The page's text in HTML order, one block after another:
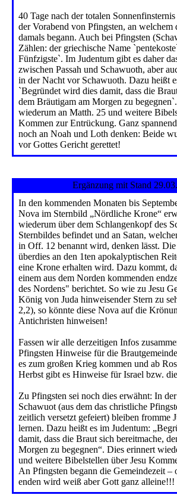
40 Tage nach der totalen
der Vorabend von Pfingsten, an welchem
damals begann. Auch bei Pfingsten
Zählen: der griechische Name
Fünfzigste`. Im Judentum gibt es daher
zwischen Passah und Schawuoth, aber
in der Nacht vor Schawuoth. Dazu heißt
`Begründet wird dies damit, dass die
dem Bräutigam am Morgen zu
wiederum an Matth. 25 und weitere
Kommen zur Entrückung. Ganz
noch an Noah und Loth denken: Beide
vor Gottes Gericht gerettet!
Ergänzung mit Stand
In den kommenden Monaten bis
Nova im Sternbild „Nördliche Krone“
wiederum über dem Schlangenkopf des
Sternbildes befindet und an Satan,
in Off. 12 benannt wird, denken lässt.
überdies an den 1ten apokalyptischen
eine Krone erhalten wird. Dazu kommt,
einem aus dem Norden kommenden
des Nordens" berichtet. So wie zu Jesu
König von Juda hinweisender Stern zu
2,2), so könnte diese Nova auf die
Antichristen hinweisen!
Fassen wir alle derzeitigen Infos
Pfingsten Hinweise für die
es zum großen Krieg kommen und ab
Herbst gibt es Hinweise für Israel bzw.
Zu Pfingsten sei noch dies erwähnt: In
Schawuot (aus dem das christliche
zeitlich versetzt gefeiert) bleiben fromme
lernen. Dazu heißt es im Judentum:
damit, dass die Braut sich bereitmache,
Morgen zu begegnen“. Dies erinnert
und weitere Bibelstellen über Jesu
An Pfingsten begann die Gemeindezeit –
enden wird weiß aber Gott ganz alleine!!!